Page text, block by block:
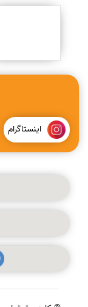
اینستاگرام